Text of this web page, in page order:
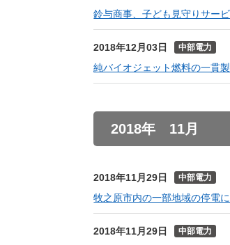
鈴与商事、子ども見守りサー
2018年12月03日 中部電力
純バイオジェット燃料の一貫
2018年 11月
2018年11月29日 中部電力
牧之原市内の一部地域の停電
2018年11月29日 中部電力